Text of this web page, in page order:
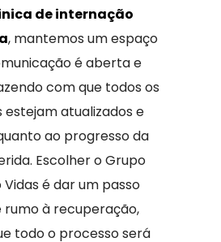
de internação
, mantemos um espaço
é aberta e
com que todos os
estejam atualizados e
ao progresso da
Escolher o Grupo
Vidas é dar um passo
à recuperação,
todo o processo será